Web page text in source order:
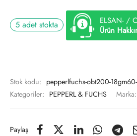
5 adet stokta
ELSAN- /
Ürün
Stok kodu: pepperlfuchs-obt200-18gm60-
Kategoriler: PEPPERL & FUCHS Marka:
Paylaş